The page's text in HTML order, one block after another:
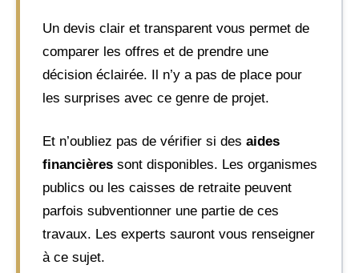
Un devis clair et transparent vous permet de
comparer les offres et de prendre une
décision éclairée. Il n’y a pas de place pour
les surprises avec ce genre de projet.
Et n’oubliez pas de vérifier si des aides
financières sont disponibles. Les organismes
publics ou les caisses de retraite peuvent
parfois subventionner une partie de ces
travaux. Les experts sauront vous renseigner
à ce sujet.